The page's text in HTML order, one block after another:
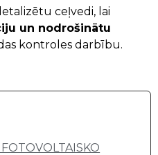
ceļvedi, lai
un nodrošinātu
kontroles darbību.